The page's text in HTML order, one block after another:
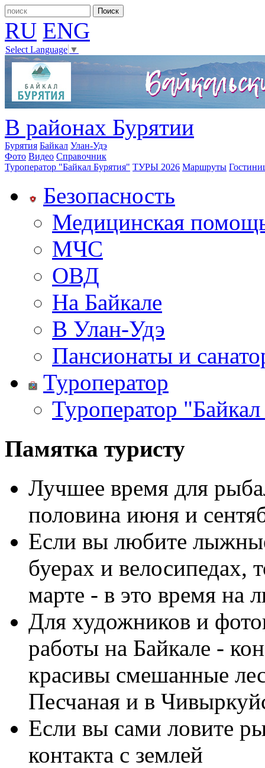
RU ENG
Select Language ▼
В районах Бурятии
Бурятия Байкал Улан-Удэ
Фото Видео Справочник
Туроператор "Байкал Бурятия" ТУРЫ 2026 Маршруты
Безопасность
Медицинская
МЧС
ОВД
На Байкале
В Улан-Удэ
Пансионаты и
Туроператор
Туроператор
Памятка туристу
Лучшее время для
половина июня и
Если вы любите
буерах и велосипедах,
марте - в это время на
Для художников и
работы на Байкале -
красивы смешанные
Песчаная и в
Если вы сами ловите
контакта с землей